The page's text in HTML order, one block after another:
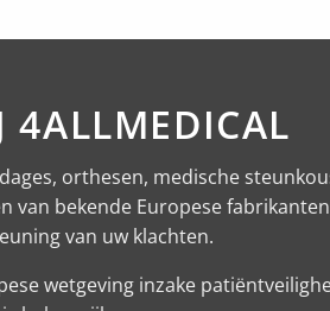
4ALLMEDICAL
orthesen, medische
bekende Europese
van uw klachten.
wetgeving inzake